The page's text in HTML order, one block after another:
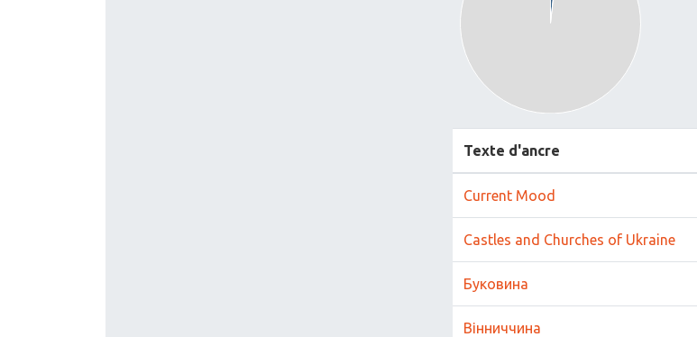
Texte d'ancre
Current Mood
Castles and Churches of Ukraine
Буковина
Вінниччина